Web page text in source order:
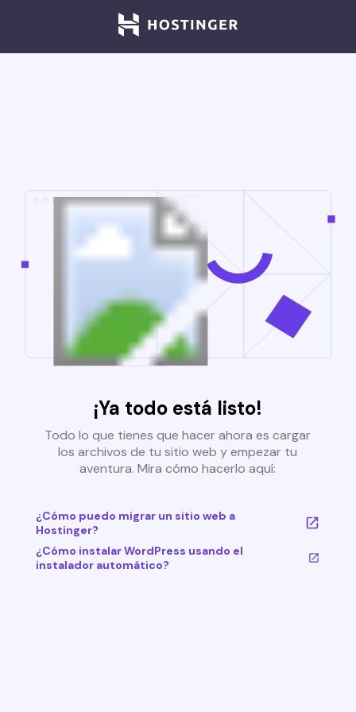
¡Ya todo está listo!
Todo lo que tienes que hacer ahora es cargar
los archivos de tu sitio web y empezar tu
aventura. Mira cómo hacerlo aquí:
¿Cómo puedo migrar un sitio web a
Hostinger?
¿Cómo instalar WordPress usando el
instalador automático?